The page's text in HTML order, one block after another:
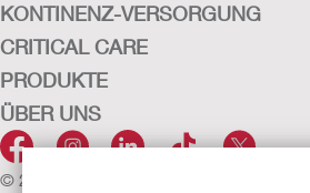
KONTINENZ-VERSORGUNG
CRITICAL CARE
PRODUKTE
ÜBER UNS
© 2026 Hollister Incorporated